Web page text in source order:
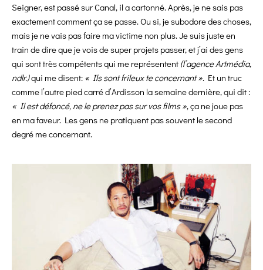
Seigner, est passé sur Canal, il a cartonné. Après, je ne sais pas
exactement comment ça se passe. Ou si, je subodore des choses,
mais je ne vais pas faire ma victime non plus. Je suis juste en
train de dire que je vois de super projets passer, et j’ai des gens
qui sont très compétents qui me représentent (l’agence Artmédia,
ndlr.)qui me disent: « Ils sont frileux te concernant ». Et un truc
comme l’autre pied carré d’Ardisson la semaine dernière, qui dit :
« Il est défoncé, ne le prenez pas sur vos films », ça ne joue pas
en ma faveur. Les gens ne pratiquent pas souvent le second
degré me concernant.